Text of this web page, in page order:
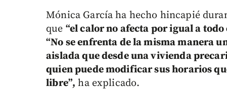
Mónica García ha hecho hincapié
que “el calor no afecta por igual a todo
“No se enfrenta de la misma manera
aislada que desde una vivienda
quien puede modificar sus horarios
libre”, ha explicado.